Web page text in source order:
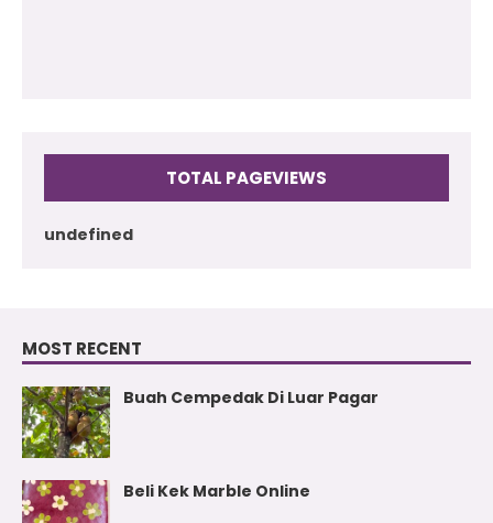
TOTAL PAGEVIEWS
undefined
MOST RECENT
Buah Cempedak Di Luar Pagar
Beli Kek Marble Online